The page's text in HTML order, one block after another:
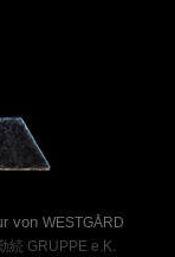
von WESTGÅRD
続 GRUPPE e.K.